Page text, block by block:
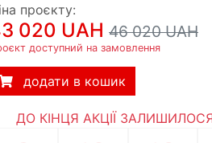
проєкту:
020 UAH 46 020 UAH
доступний на замовлення
додати в кошик
ДО КІНЦЯ АКЦІЇ